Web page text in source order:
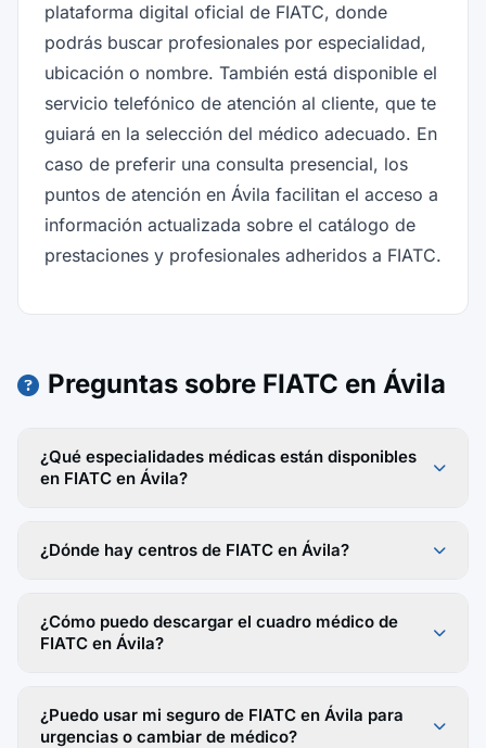
plataforma digital oficial de FIATC, donde
podrás buscar profesionales por especialidad,
ubicación o nombre. También está disponible el
servicio telefónico de atención al cliente, que te
guiará en la selección del médico adecuado. En
caso de preferir una consulta presencial, los
puntos de atención en Ávila facilitan el acceso a
información actualizada sobre el catálogo de
prestaciones y profesionales adheridos a FIATC.
Preguntas sobre FIATC en Ávila
¿Qué especialidades médicas están disponibles
en FIATC en Ávila?
¿Dónde hay centros de FIATC en Ávila?
¿Cómo puedo descargar el cuadro médico de
FIATC en Ávila?
¿Puedo usar mi seguro de FIATC en Ávila para
urgencias o cambiar de médico?